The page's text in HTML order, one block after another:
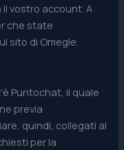
vostro account. A
che state
sito di Omegle.
Puntochat, il quale
previa
quindi, collegati al
per la